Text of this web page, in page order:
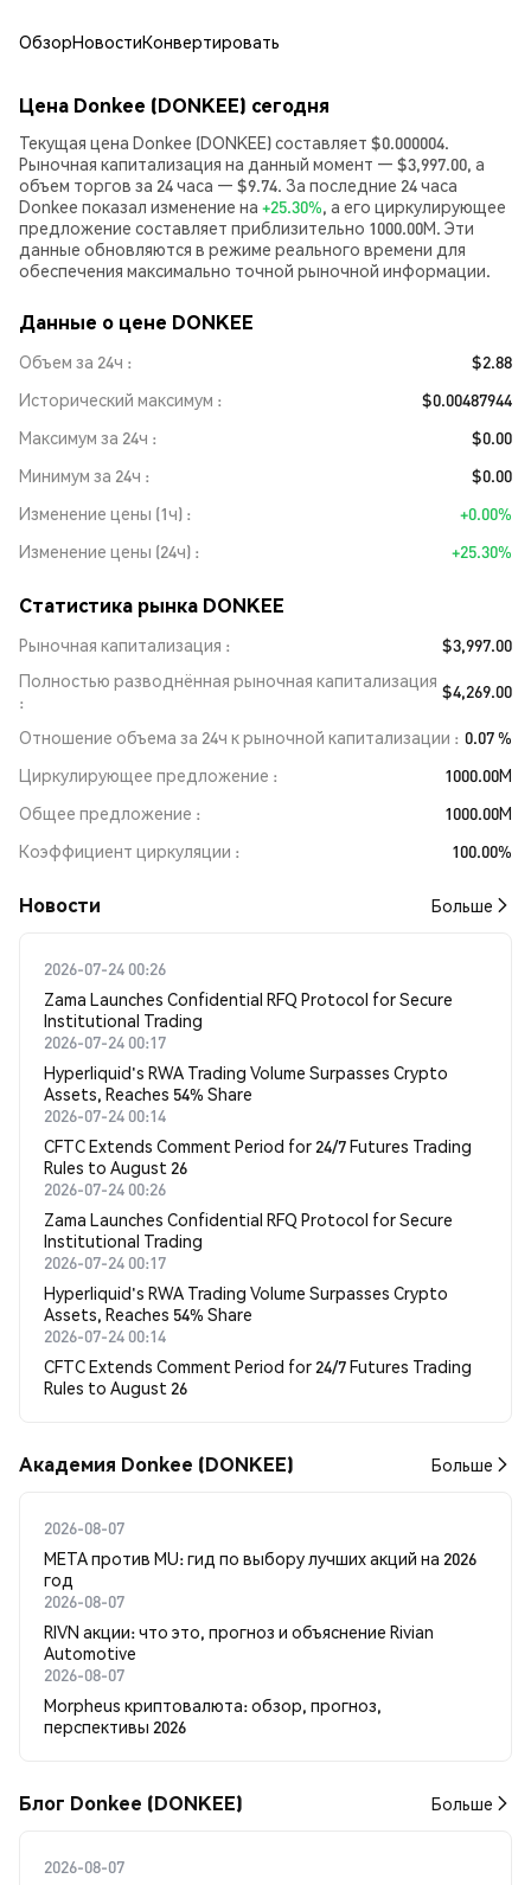
ОбзорНовостиКонвертировать
Цена Donkee (DONKEE) сегодня
Текущая цена Donkee (DONKEE) составляет $0.000004.
Рыночная капитализация на данный момент — $3,997.00, а
объем торгов за 24 часа — $9.74. За последние 24 часа
Donkee показал изменение на +25.30%, а его циркулирующее
предложение составляет приблизительно 1000.00M. Эти
данные обновляются в режиме реального времени для
обеспечения максимально точной рыночной информации.
Данные о цене DONKEE
Объем за 24ч
$2.88
Исторический максимум
$0.00487944
Максимум за 24ч
$0.00
Минимум за 24ч
$0.00
Изменение цены (1ч)
+0.00%
Изменение цены (24ч)
+25.30%
Статистика рынка DONKEE
Рыночная капитализация
$3,997.00
Полностью разводнённая рыночная капитализация $4,269.00
Отношение объема за 24ч к рыночной капитализации
0.07 %
Циркулирующее предложение
1000.00M
Общее предложение
1000.00M
Коэффициент циркуляции
100.00%
Новости Больше
2026-07-24 00:26
Zama Launches Confidential RFQ Protocol for Secure
Institutional Trading
2026-07-24 00:17
Hyperliquid's RWA Trading Volume Surpasses Crypto
Assets, Reaches 54% Share
2026-07-24 00:14
CFTC Extends Comment Period for 24/7 Futures Trading
Rules to August 26
2026-07-24 00:26
Zama Launches Confidential RFQ Protocol for Secure
Institutional Trading
2026-07-24 00:17
Hyperliquid's RWA Trading Volume Surpasses Crypto
Assets, Reaches 54% Share
2026-07-24 00:14
CFTC Extends Comment Period for 24/7 Futures Trading
Rules to August 26
Академия Donkee (DONKEE) Больше
2026-08-07
META против MU: гид по выбору лучших акций на 2026
год
2026-08-07
RIVN акции: что это, прогноз и объяснение Rivian
Automotive
2026-08-07
Morpheus криптовалюта: обзор, прогноз,
перспективы 2026
Блог Donkee (DONKEE) Больше
2026-08-07